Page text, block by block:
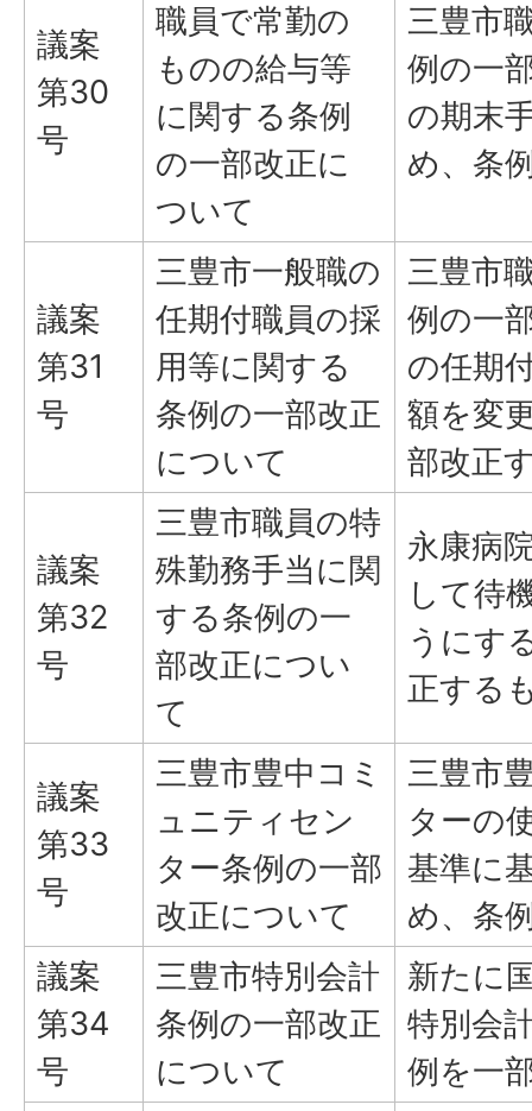
議案
第30
号
職員で常勤の
ものの給与等
に関する条例
の一部改正に
ついて
三豊市
例の一
の期末
め、条
議案
第31
号
三豊市一般職の
任期付職員の採
用等に関する
条例の一部改正
について
三豊市
例の一
の任期
額を変
部改正
議案
第32
号
三豊市職員の特
殊勤務手当に関
する条例の一
部改正につい
て
永康病
して待
うにす
正する
議案
第33
号
三豊市豊中コミ
ュニティセン
ター条例の一部
改正について
三豊市
ターの
基準に
め、条
議案
第34
号
三豊市特別会計
条例の一部改正
について
新たに
特別会
例を一